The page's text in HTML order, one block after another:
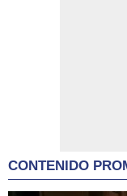
CONTENIDO